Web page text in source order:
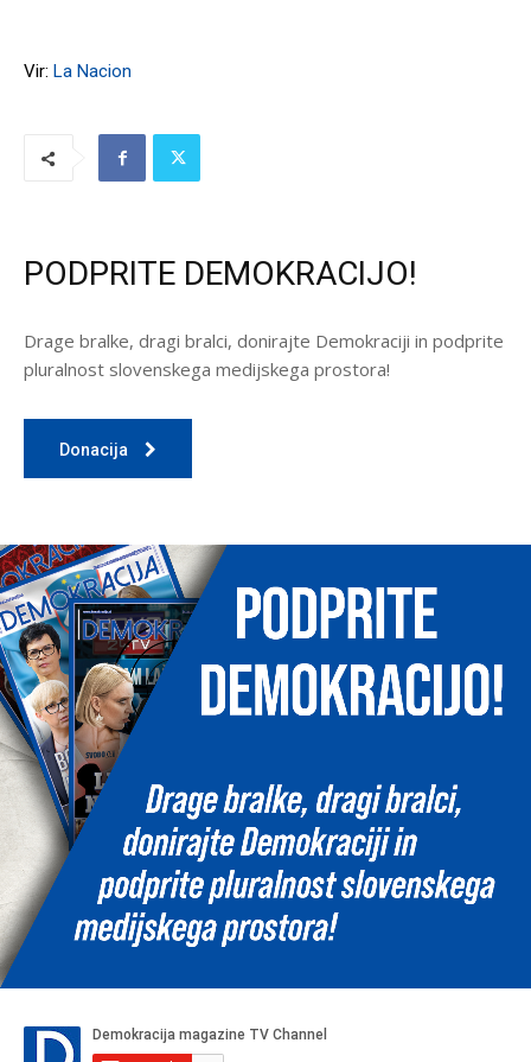
Vir: La Nacion
PODPRITE DEMOKRACIJO!
Drage bralke, dragi bralci, donirajte Demokraciji in podprite
pluralnost slovenskega medijskega prostora!
Donacija